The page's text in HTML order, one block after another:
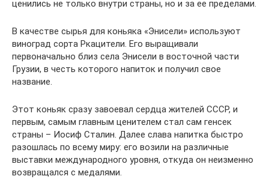
ценились не только внутри страны, но и за ее пределами.
В качестве сырья для коньяка «Энисели» используют
виноград сорта Ркацители. Его выращивали
первоначально близ села Энисели в восточной части
Грузии, в честь которого напиток и получил свое
название.
Этот коньяк сразу завоевал сердца жителей СССР, и
первым, самым главным ценителем стал сам генсек
страны – Иосиф Сталин. Далее слава напитка быстро
разошлась по всему миру: его возили на различные
выставки международного уровня, откуда он неизменно
возвращался с медалями.